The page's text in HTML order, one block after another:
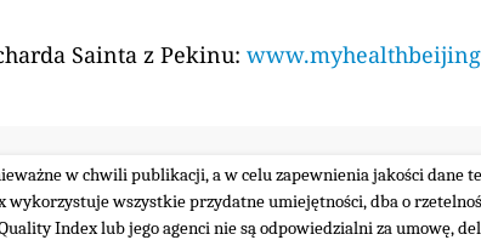
Sainta z Pekinu:
w chwili publikacji, a w celu zapewnienia jakości dane
wszystkie przydatne umiejętności, dba o
Index lub jego agenci nie są odpowiedzialni za umowę,